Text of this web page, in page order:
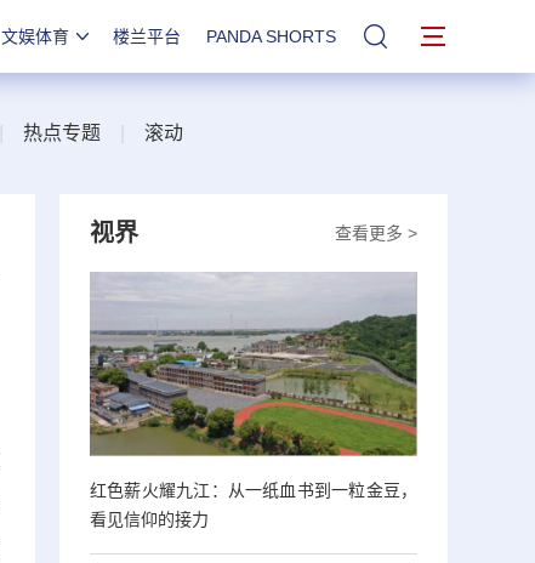
文娱体育 楼兰平台 PANDA SHORTS 站内搜索
热点专题 滚动
查看更多 >
视界
红色薪火耀九江：从一纸血书到一粒金豆，
看见信仰的接力